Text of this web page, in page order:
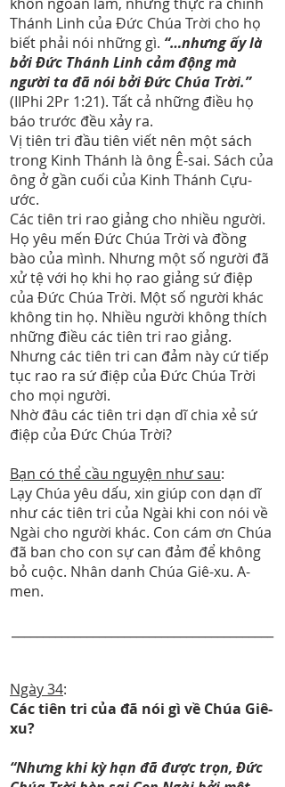
Thánh Linh của Đức Chúa Trời cho họ
biết phải nói những gì. “…nhưng ấy là
bởi Đức Thánh Linh cảm động mà
người ta đã nói bởi Đức Chúa Trời.”
(IIPhi 2Pr 1:21). Tất cả những điều họ
báo trước đều xảy ra.
Vị tiên tri đầu tiên viết nên một sách
trong Kinh Thánh là ông Ê-sai. Sách của
ông ở gần cuối của Kinh Thánh Cựu-
ước.
Các tiên tri rao giảng cho nhiều người.
Họ yêu mến Đức Chúa Trời và đồng
bào của mình. Nhưng một số người đã
xử tệ với họ khi họ rao giảng sứ điệp
của Đức Chúa Trời. Một số người khác
không tin họ. Nhiều người không thích
những điều các tiên tri rao giảng.
Nhưng các tiên tri can đảm này cứ tiếp
tục rao ra sứ điệp của Đức Chúa Trời
cho mọi người.
Nhờ đâu các tiên tri dạn dĩ chia xẻ sứ
điệp của Đức Chúa Trời?
Bạn có thể cầu nguyện như sau:
Lạy Chúa yêu dấu, xin giúp con dạn dĩ
như các tiên tri của Ngài khi con nói về
Ngài cho người khác. Con cám ơn Chúa
đã ban cho con sự can đảm để không
bỏ cuộc. Nhân danh Chúa Giê-xu. A-
men.
Ngày 34:
Các tiên tri của đã nói gì về Chúa Giê-
xu?
“Nhưng khi kỳ hạn đã được trọn, Đức